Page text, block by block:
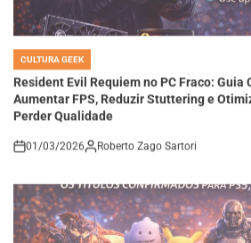
IN
CULTURA GEEK
Resident Evil Requiem no PC Fraco: Guia
Aumentar FPS, Reduzir Stuttering e
Perder Qualidade
01/03/2026 Roberto Zago Sartori